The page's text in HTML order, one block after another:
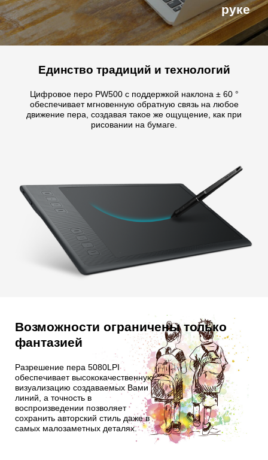
руке
Единство традиций и технологий
Цифровое перо PW500 с поддержкой наклона ± 60 °
обеспечивает мгновенную обратную связь на любое
движение пера, создавая такое же ощущение, как при
рисовании на бумаге.
Возможности ограничены только
фантазией
Разрешение пера 5080LPI
обеспечивает высококачественную
визуализацию создаваемых Вами
линий, а точность в
воспроизведении позволяет
сохранить авторский стиль даже в
самых малозаметных деталях.